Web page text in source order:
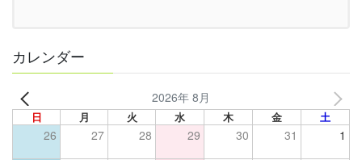
カレンダー
2026年 8月
日 月 火 水 木 金 土
26 27 28 29 30 31 1